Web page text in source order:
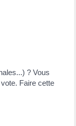
? Vous
Faire cette